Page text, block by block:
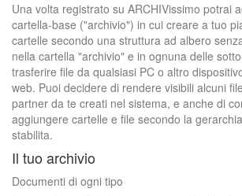
Una volta registrato su ARCHIVissimo potrai
cartella-base ("archivio") in cui creare a tuo
cartelle secondo una struttura ad albero
nella cartella "archivio" e in ognuna delle
trasferire file da qualsiasi PC o altro
web. Puoi decidere di rendere visibili alcuni
partner da te creati nel sistema, e anche di
aggiungere cartelle e file secondo la
stabilita.
Il tuo archivio
Documenti di ogni tipo